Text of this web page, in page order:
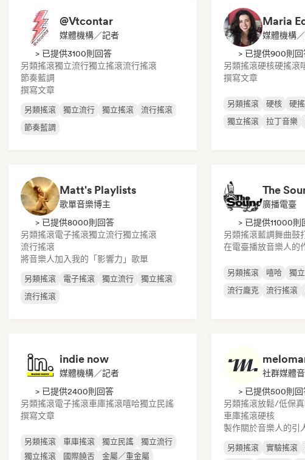
@Vtcontar
媒體機構／記者
> 已提供3100則回答
另類搖滾獨立流行獨立搖滾流行搖滾
節奏藍調
撰寫文章
另類搖滾 獨立流行 獨立搖滾
流行搖滾
節奏藍調
媒體機構
> 已提供900則回
另類搖滾硬核硬搖滾
撰寫文章
另類搖滾 硬核 硬
獨立搖滾
拉丁音樂
Matt's Playlists
歌單音樂博主
> 已提供8000則回答
另類搖滾電子搖滾獨立流行獨立搖滾
流行搖滾
將音樂人加入我的「影響力」歌單
另類搖滾 電子搖滾 獨立流行
獨立搖滾
流行搖滾
The
廣播電臺
> 已提供11000則
另類搖滾藍調舞曲鼓
在電臺播放音樂人的
另類搖滾 嘻哈 獨
流行龐克
流行搖滾
indie now
媒體機構／記者
> 已提供2400則回答
另類搖滾電子搖滾車庫搖滾嘻哈獨立民謠
撰寫文章
另類搖滾 車庫搖滾 獨立民謠
獨立流行
獨立搖滾
國際饒舌 金屬／重金屬
社群媒體
> 已提供500則回
另類搖滾放鬆/低保
車庫搖滾硬核
製作關於音樂人的引
另類搖滾 實驗搖滾